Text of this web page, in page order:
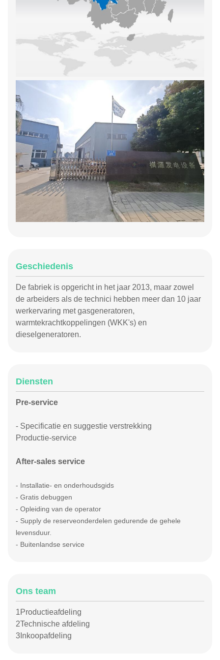
Geschiedenis
De fabriek is opgericht in het jaar 2013, maar zowel
de arbeiders als de technici hebben meer dan 10 jaar
werkervaring met gasgeneratoren,
warmtekrachtkoppelingen (WKK's) en
dieselgeneratoren.
Diensten
Pre-service
- Specificatie en suggestie verstrekking
Productie-service
After-sales service
- Installatie- en onderhoudsgids
- Gratis debuggen
- Opleiding van de operator
- Supply de reserveonderdelen gedurende de gehele
levensduur.
- Buitenlandse service
Ons team
1Productieafdeling
2Technische afdeling
3Inkoopafdeling